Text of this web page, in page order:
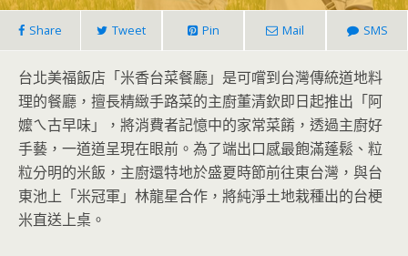
Share Tweet Pin Mail SMS
台北美福飯店「米香台菜餐廳」是可嚐到台灣傳統道地料
理的餐廳，擅長精緻手路菜的主廚董清欽即日起推出「阿
嬤ㄟ古早味」，將消費者記憶中的家常菜餚，透過主廚好
手藝，一道道呈現在眼前。為了端出口感最飽滿蓬鬆、粒
粒分明的米飯，主廚還特地於盛夏時節前往東台灣，與台
東池上「米冠軍」林龍星合作，將純淨土地栽種出的台梗
米直送上桌。